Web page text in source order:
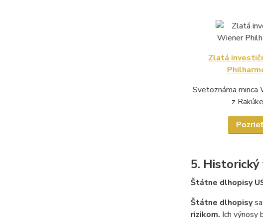
Zlatá
Svetoznáma minca
z
5.
Štátne dlhopisy
Štátne dlhopisysa
rizikom. Ich výnosy